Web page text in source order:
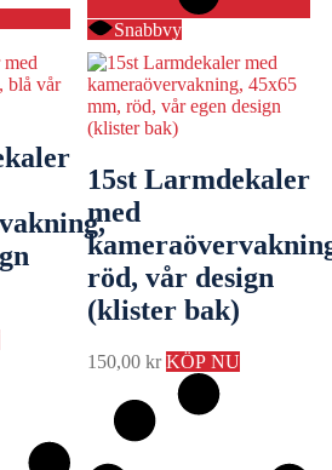
Snabbvy
15st Larmdekaler
med
röd, vår design
(klister bak)
150,00kr KÖP NU